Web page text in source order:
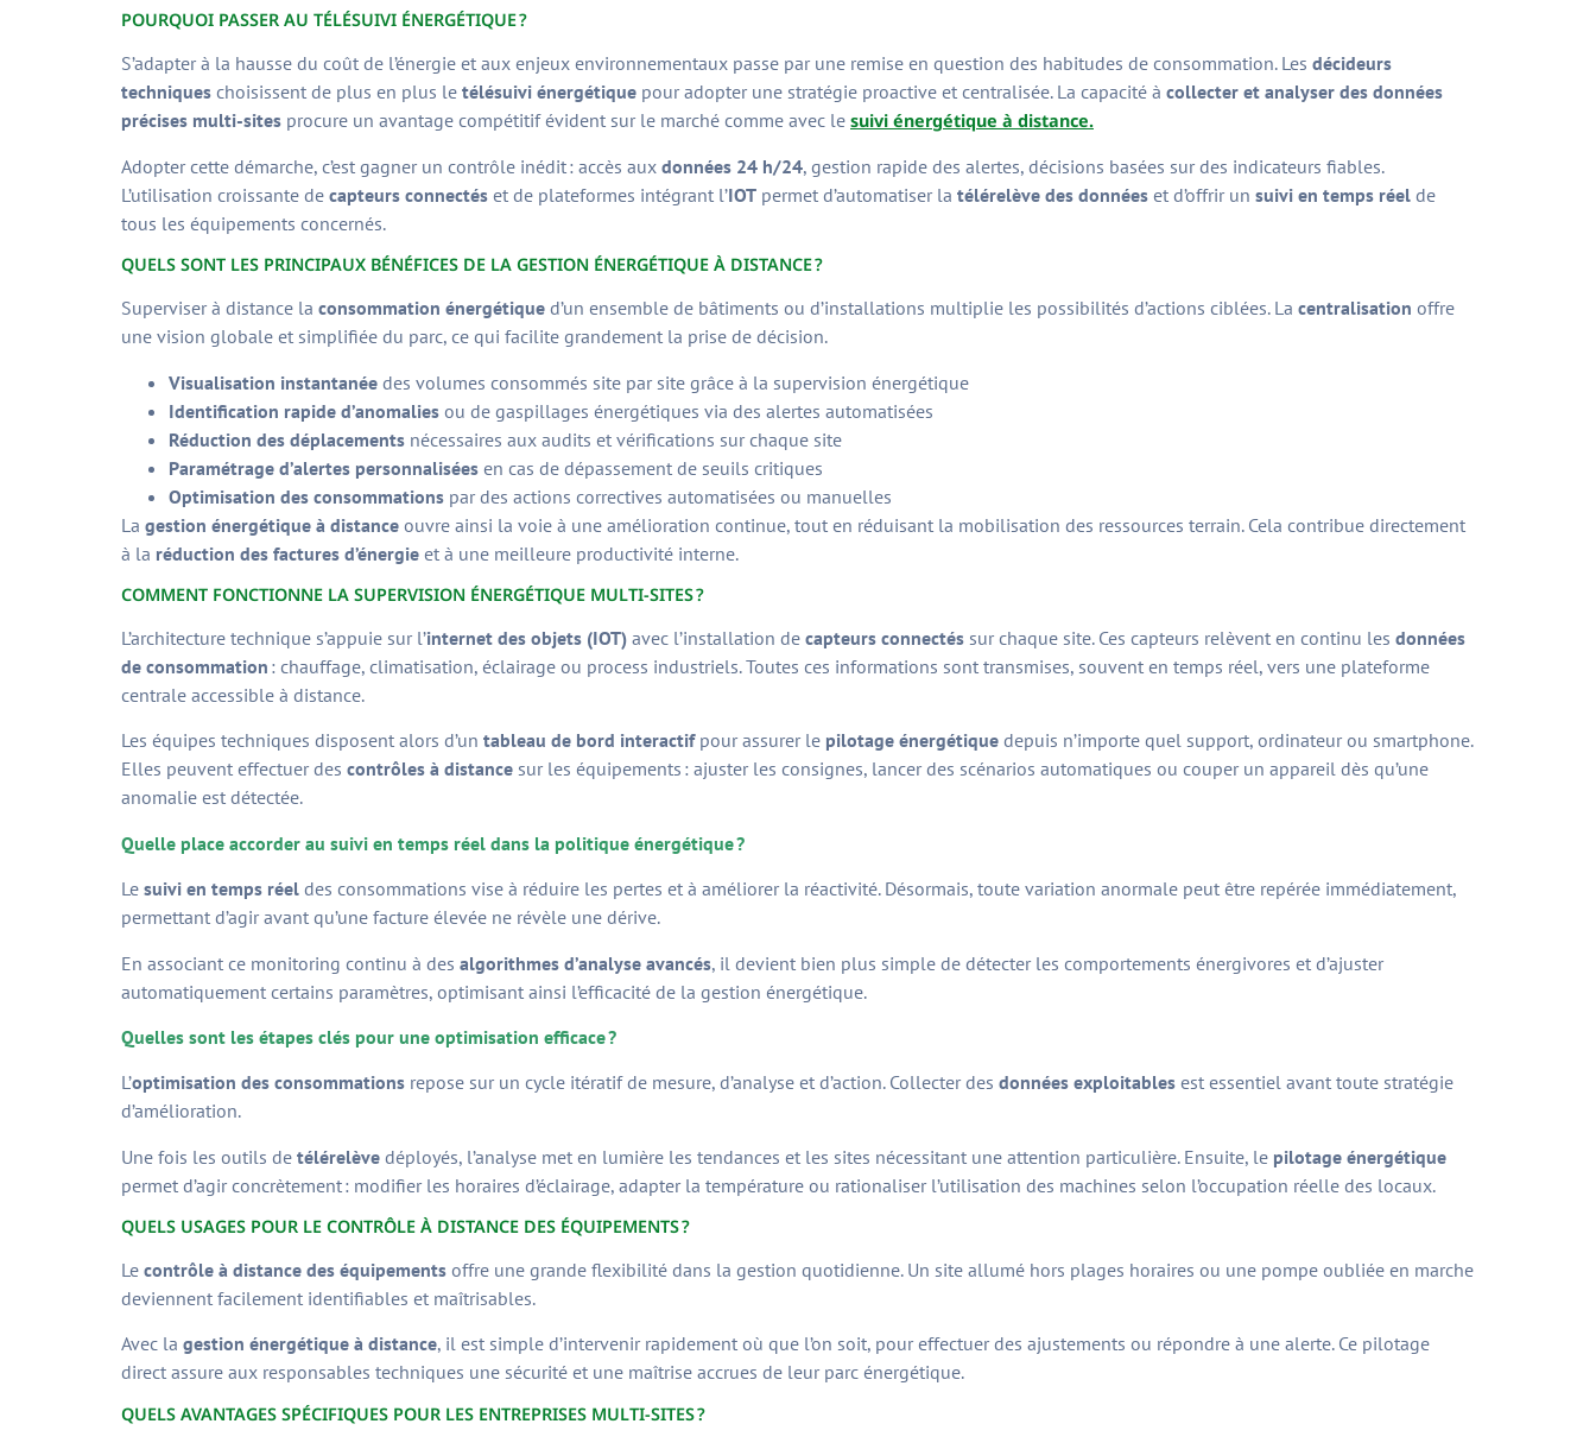
POURQUOI PASSER AU TÉLÉSUIVI ÉNERGÉTIQUE ?
S’adapter à la hausse du coût de l’énergie et aux enjeux environnementaux passe par une remise en question des habitudes de consommation. Les décideurs
techniques choisissent de plus en plus le télésuivi énergétique pour adopter une stratégie proactive et centralisée. La capacité à collecter et analyser des données
précises multi-sites procure un avantage compétitif évident sur le marché comme avec le suivi énergétique à distance.
Adopter cette démarche, c’est gagner un contrôle inédit : accès aux données 24 h/24, gestion rapide des alertes, décisions basées sur des indicateurs fiables.
L’utilisation croissante de capteurs connectés et de plateformes intégrant l’IOT permet d’automatiser la télérelève des données et d’offrir un suivi en temps réel de
tous les équipements concernés.
QUELS SONT LES PRINCIPAUX BÉNÉFICES DE LA GESTION ÉNERGÉTIQUE À DISTANCE ?
Superviser à distance la consommation énergétique d’un ensemble de bâtiments ou d’installations multiplie les possibilités d’actions ciblées. La centralisation offre
une vision globale et simplifiée du parc, ce qui facilite grandement la prise de décision.
Visualisation instantanée des volumes consommés site par site grâce à la supervision énergétique
Identification rapide d’anomalies ou de gaspillages énergétiques via des alertes automatisées
Réduction des déplacements nécessaires aux audits et vérifications sur chaque site
Paramétrage d’alertes personnalisées en cas de dépassement de seuils critiques
Optimisation des consommations par des actions correctives automatisées ou manuelles
La gestion énergétique à distance ouvre ainsi la voie à une amélioration continue, tout en réduisant la mobilisation des ressources terrain. Cela contribue directement
à la réduction des factures d’énergie et à une meilleure productivité interne.
COMMENT FONCTIONNE LA SUPERVISION ÉNERGÉTIQUE MULTI-SITES ?
L’architecture technique s’appuie sur l’internet des objets (IOT) avec l’installation de capteurs connectés sur chaque site. Ces capteurs relèvent en continu les données
de consommation : chauffage, climatisation, éclairage ou process industriels. Toutes ces informations sont transmises, souvent en temps réel, vers une plateforme
centrale accessible à distance.
Les équipes techniques disposent alors d’un tableau de bord interactifpour assurer le pilotage énergétique depuis n’importe quel support, ordinateur ou smartphone.
Elles peuvent effectuer des contrôles à distance sur les équipements : ajuster les consignes, lancer des scénarios automatiques ou couper un appareil dès qu’une
anomalie est détectée.
Quelle place accorder au suivi en temps réel dans la politique énergétique ?
Le suivi en temps réel des consommations vise à réduire les pertes et à améliorer la réactivité. Désormais, toute variation anormale peut être repérée immédiatement,
permettant d’agir avant qu’une facture élevée ne révèle une dérive.
En associant ce monitoring continu à des algorithmes d’analyse avancés, il devient bien plus simple de détecter les comportements énergivores et d’ajuster
automatiquement certains paramètres, optimisant ainsi l’efficacité de la gestion énergétique.
Quelles sont les étapes clés pour une optimisation efficace ?
L’optimisation des consommations repose sur un cycle itératif de mesure, d’analyse et d’action. Collecter des données exploitables est essentiel avant toute stratégie
d’amélioration.
Une fois les outils de télérelève déployés, l’analyse met en lumière les tendances et les sites nécessitant une attention particulière. Ensuite, le pilotage énergétique
permet d’agir concrètement : modifier les horaires d’éclairage, adapter la température ou rationaliser l’utilisation des machines selon l’occupation réelle des locaux.
QUELS USAGES POUR LE CONTRÔLE À DISTANCE DES ÉQUIPEMENTS ?
Le contrôle à distance des équipements offre une grande flexibilité dans la gestion quotidienne. Un site allumé hors plages horaires ou une pompe oubliée en marche
deviennent facilement identifiables et maîtrisables.
Avec la gestion énergétique à distance, il est simple d’intervenir rapidement où que l’on soit, pour effectuer des ajustements ou répondre à une alerte. Ce pilotage
direct assure aux responsables techniques une sécurité et une maîtrise accrues de leur parc énergétique.
QUELS AVANTAGES SPÉCIFIQUES POUR LES ENTREPRISES MULTI-SITES ?